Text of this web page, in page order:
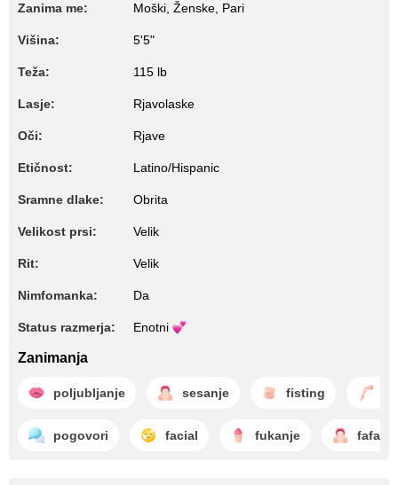
Zanima me: Moški, Ženske, Pari
Višina: 5'5"
Teža: 115 lb
Lasje: Rjavolaske
Oči: Rjave
Etičnost: Latino/Hispanic
Sramne dlake: Obrita
Velikost prsi: Velik
Rit: Velik
Nimfomanka: Da
Status razmerja: Enotni
Zanimanja
poljubljanje sesanje fisting
pogovori facial fukanje